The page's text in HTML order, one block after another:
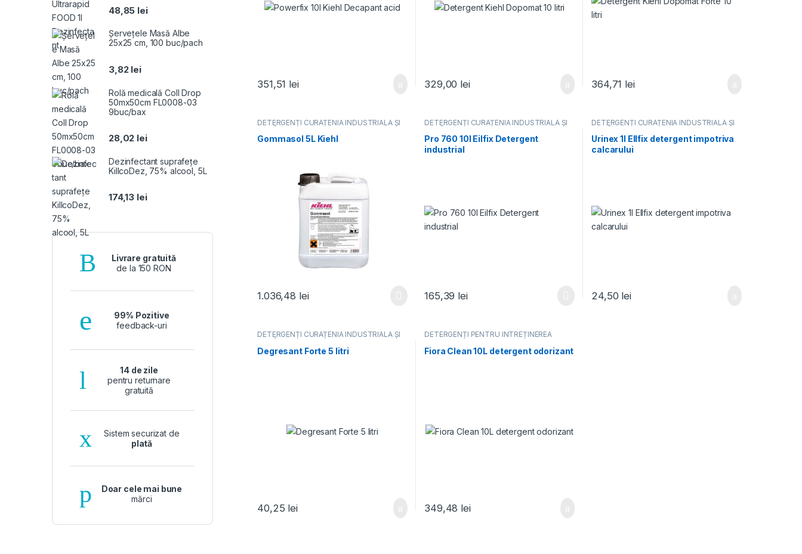
351,51 lei 329,00 lei 364,71 lei
DETERGENȚI CURĂȚENIA INDUSTRIALĂ ȘI
PROFESIONALI
Gommasol 5L Kiehl
1.036,48 lei
DETERGENȚI CURĂȚENIA INDUSTRIALĂ ȘI
PROFESIONALI
Pro 760 10l Eilfix Detergent
industrial
165,39 lei
DETERGENȚI CURĂȚENIA INDUSTRIALĂ ȘI
PROFESIONALI,Detergenți spații sanitare,
detartranți
Urinex 1l EIlfix detergent impotriva
calcarului
24,50 lei
DETERGENȚI CURĂȚENIA INDUSTRIALĂ ȘI
DUPĂ CONSTRUCTOR
PROFESIONALI
Degresant Forte 5 litri
40,25 lei
DETERGENȚI PENTRU ÎNTREȚINEREA
PARDOSELILOR
DETERGENȚI
PROFESIONALI
Fiora Clean 10L detergent odorizant
349,48 lei
48,85 lei
Șervețele Masă Albe
25x25 cm, 100 buc/pach
3,82 lei
Rolă medicală Coll Drop
50mx50cm FL0008-03
9buc/bax
28,02 lei
Dezinfectant suprafețe
KillcoDez, 75% alcool, 5L
174,13 lei
Livrare gratuită
de la 150 RON
99% Pozitive
feedback-uri
14 de zile
pentru returnare
gratuită
Sistem securizat de
plată
Doar cele mai bune
mărci